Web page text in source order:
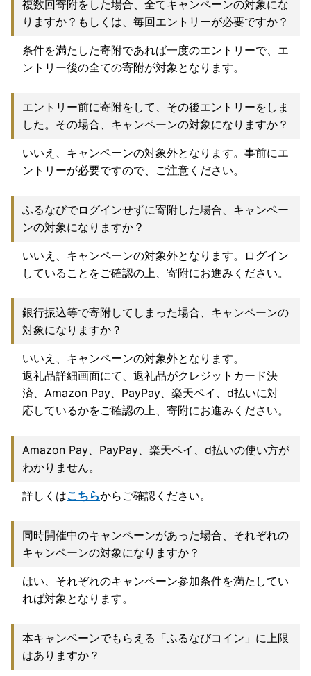
複数回寄附をした場合、全てキャンペーンの対象にな
りますか？もしくは、毎回エントリーが必要ですか？
条件を満たした寄附であれば一度のエントリーで、エ
ントリー後の全ての寄附が対象となります。
エントリー前に寄附をして、その後エントリーをしま
した。その場合、キャンペーンの対象になりますか？
いいえ、キャンペーンの対象外となります。事前にエ
ントリーが必要ですので、ご注意ください。
ふるなびでログインせずに寄附した場合、キャンペー
ンの対象になりますか？
いいえ、キャンペーンの対象外となります。ログイン
していることをご確認の上、寄附にお進みください。
銀行振込等で寄附してしまった場合、キャンペーンの
対象になりますか？
いいえ、キャンペーンの対象外となります。
返礼品詳細画面にて、返礼品がクレジットカード決
済、Amazon Pay、PayPay、楽天ペイ、d払いに対
応しているかをご確認の上、寄附にお進みください。
Amazon Pay、PayPay、楽天ペイ、d払いの使い方が
わかりません。
詳しくはこちらからご確認ください。
同時開催中のキャンペーンがあった場合、それぞれの
キャンペーンの対象になりますか？
はい、それぞれのキャンペーン参加条件を満たしてい
れば対象となります。
本キャンペーンでもらえる「ふるなびコイン」に上限
はありますか？